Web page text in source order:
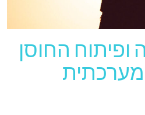
החוסן